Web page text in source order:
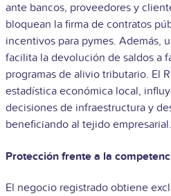
ante bancos, proveedores y
bloquean la firma de contratos
incentivos para pymes. Además,
facilita la devolución de saldos a
programas de alivio tributario. El
estadística económica local,
decisiones de infraestructura y
beneficiando al tejido empresarial.
Protección frente a la
El negocio registrado obtiene